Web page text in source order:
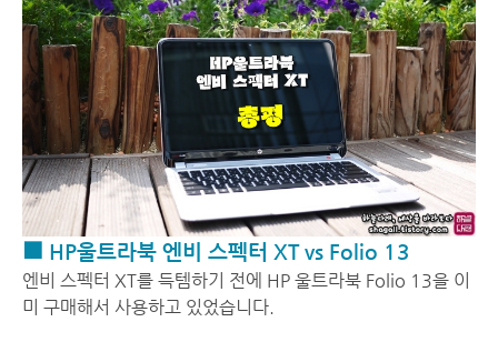
■ HP울트라북 엔비 스펙터 XT vs Folio 13
엔비 스펙터 XT를 득템하기 전에 HP 울트라북 Folio 13을 이
미 구매해서 사용하고 있었습니다.